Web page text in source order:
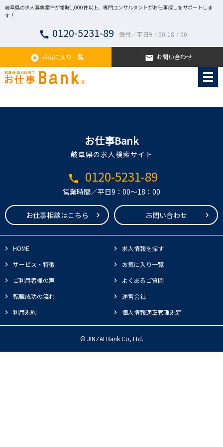
岐阜県の求人募集案件が常時1,000件以上、専門コンサルタントがお仕事探しをサポートしま
す！
call 0120-5231-89 受付／平日9：00-18：00
stars お気に入り一覧 email お問い合わせ
お仕事Bank
岐阜県の求人検索サイト
call 0120-5231-89
営業時間／平日9：00～18：00
お仕事相談はこちら お問い合わせ
HOME
求人情報を探す
サービス・特徴
お気に入り一覧
ご利用者様の声
よくあるご質問
転職成功の流れ
運営会社
利用規約
個人情報適正管理規定
© JINZAI Bank Co,.Ltd.